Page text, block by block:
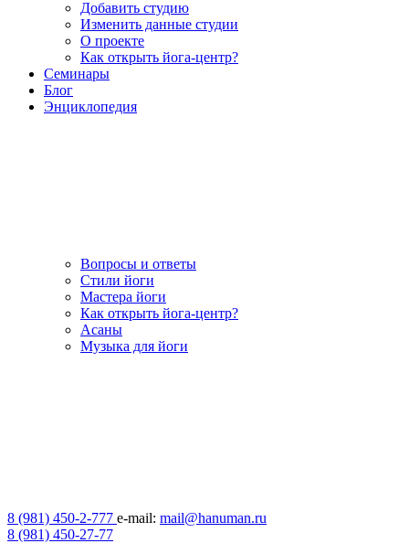
Добавить студию
Изменить данные студии
О проекте
Как открыть йога-центр?
Семинары
Блог
Энциклопедия
Вопросы и ответы
Стили йоги
Мастера йоги
Как открыть йога-центр?
Асаны
Музыка для йоги
8 (981) 450-2-777 e-mail: mail@hanuman.ru
8 (981) 450-27-77